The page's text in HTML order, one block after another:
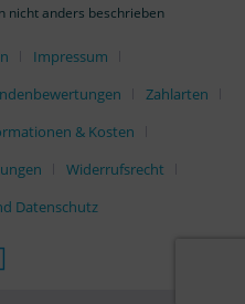
nicht anders beschrieben
Impressum
Zahlarten
& Kosten
Widerrufsrecht
Datenschutz